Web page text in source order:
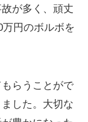
が多く、頑丈
円のボルボを
らうことがで
した。大切な